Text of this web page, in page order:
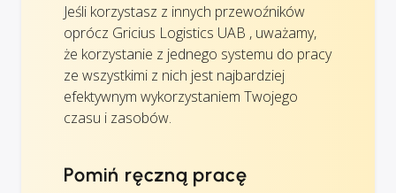
Jeśli korzystasz z innych przewoźników
oprócz Gricius Logistics UAB , uważamy,
że korzystanie z jednego systemu do pracy
ze wszystkimi z nich jest najbardziej
efektywnym wykorzystaniem Twojego
czasu i zasobów.
Pomiń ręczną pracę